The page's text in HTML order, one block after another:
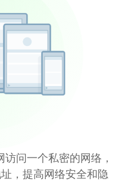
问一个私密的网络，
，提高网络安全和隐